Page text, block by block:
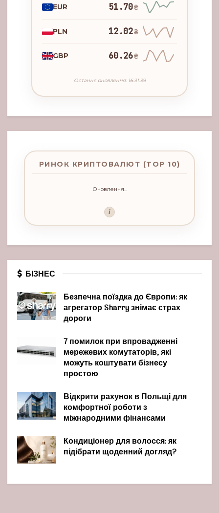
EUR 51.70₴
PLN 12.02₴
GBP 60.26₴
Останнє оновлення: 16:31:39
РИНОК КРИПТОВАЛЮТ (TOP 10)
Оновлення...
i
БІЗНЕС
Безпечна поїздка до Європи: як
агрегатор Sharry знімає страх
дороги
7 помилок при впровадженні
мережевих комутаторів, які
можуть коштувати бізнесу
простою
Відкрити рахунок в Польщі для
комфортної роботи з
міжнародними фінансами
Кондиціонер для волосся: як
підібрати щоденний догляд?